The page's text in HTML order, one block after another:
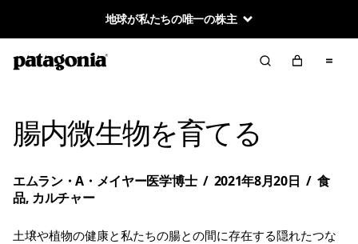
地球が私たちの唯一の株主
腸内微生物を育てる
エムラン・A・メイヤー医学博士 / 2021年8月20日 / 食
品, カルチャー
土壌や植物の健康と私たちの腸との間に存在する隠れたつな